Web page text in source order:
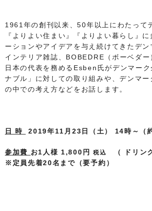
1961年の創刊以来、50年以上にわたって
『よりよい住まい』『よりよい暮らし』
ーションやアイデアを与え続けてきたデ
インテリア雑誌、BOBEDRE（ボーベダー
日本の代表を務めるEsben氏がデンマーク
ナブル」に対しての取り組みや、デンマー
の中での考え方などをお話します。
日 時 2019年11月23日（土） 14時～（
参加費 お1人様 1,800円 税込
（ ドリン
※定員先着20名まで（要予約）